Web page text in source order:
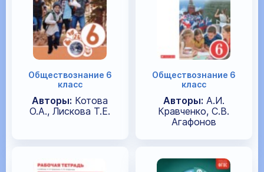
Обществознание 6
класс
Авторы: Котова
О.А., Лискова Т.Е.
Обществознание 6
класс
Авторы: А.И.
Кравченко, С.В.
Агафонов